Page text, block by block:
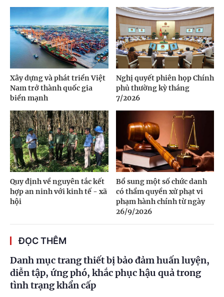
Xây dựng và phát triển Việt
Nam trở thành quốc gia
biển mạnh
Nghị quyết phiên họp Chính
phủ thường kỳ tháng
7/2026
Quy định về nguyên tắc kết
hợp an ninh với kinh tế - xã
hội
Bổ sung một số chức danh
có thẩm quyền xử phạt vi
phạm hành chính từ ngày
26/9/2026
ĐỌC THÊM
Danh mục trang thiết bị bảo đảm huấn luyện,
diễn tập, ứng phó, khắc phục hậu quả trong
tình trạng khẩn cấp